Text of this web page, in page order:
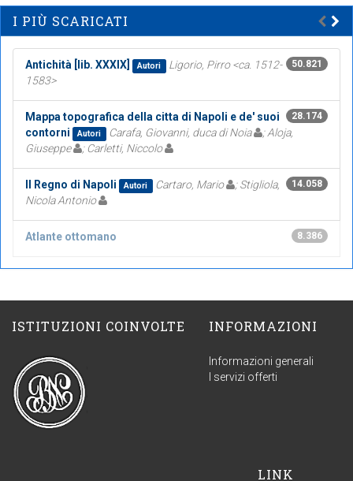
I PIÙ SCARICATI
50.821
Antichità [lib. XXXIX] Autori
Ligorio, Pirro <ca. 1512-
1583>
28.174
Mappa topografica della citta di Napoli e de' suoi
contorni
Autori Carafa, Giovanni, duca di Noia
; Aloja,
Giuseppe
; Carletti, Niccolo
14.058
Il Regno di Napoli Autori Cartaro, Mario
; Stigliola,
Nicola Antonio
8.386
Atlante ottomano
ISTITUZIONI COINVOLTE INFORMAZIONI
Informazioni generali
I servizi offerti
LINK